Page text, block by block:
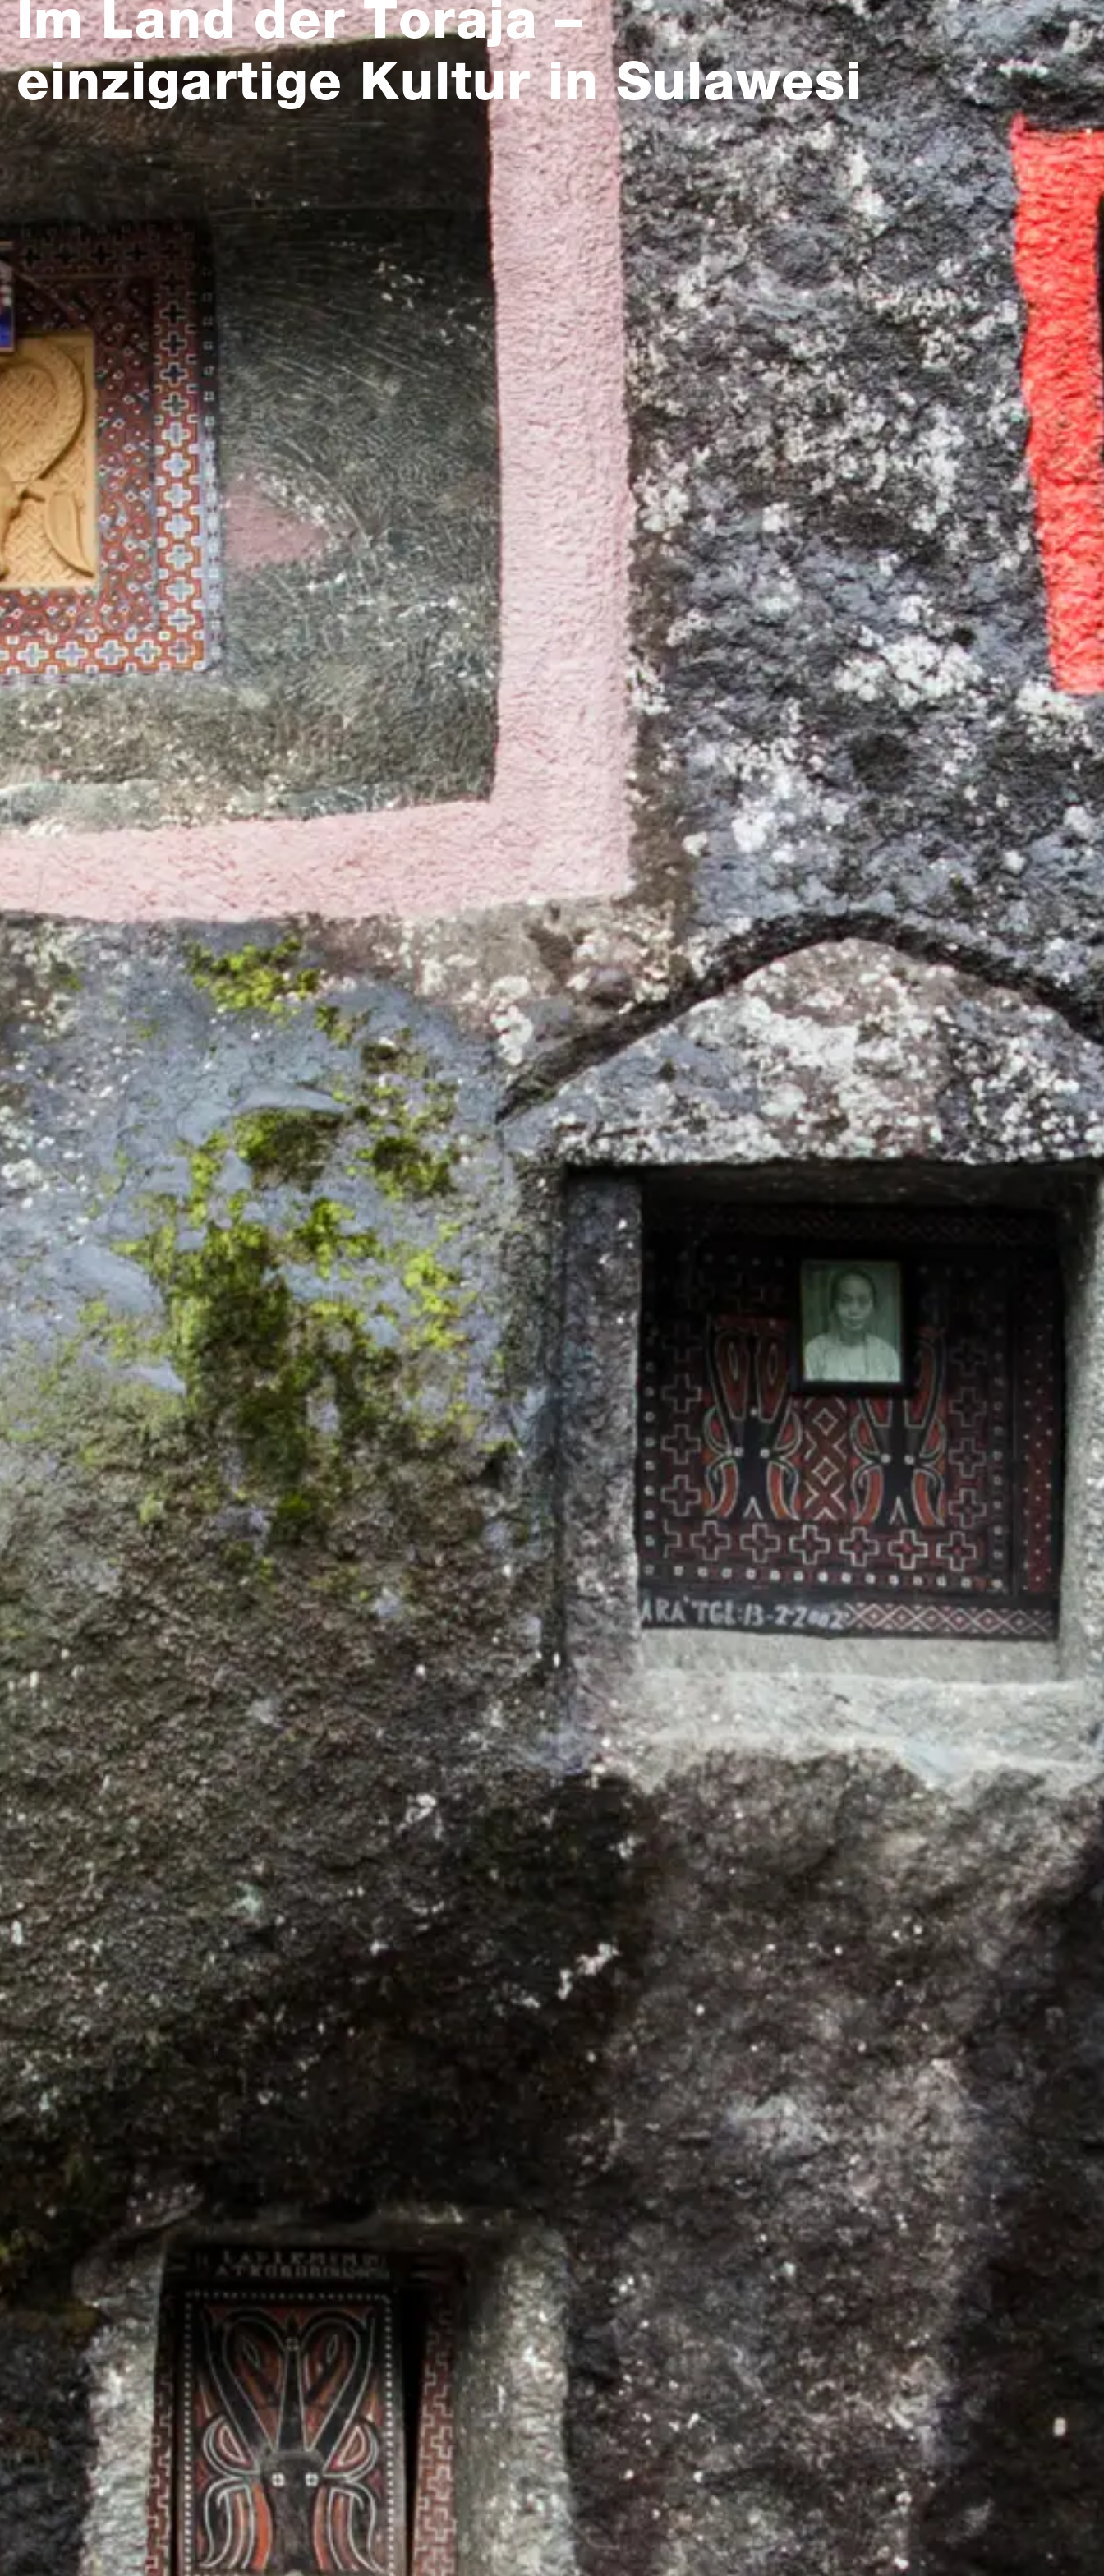
Im Land der Toraja –
einzigartige Kultur in Sulawesi